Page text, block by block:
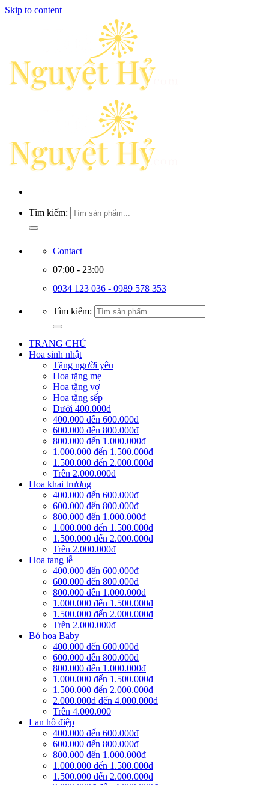
Skip to content
Tìm kiếm:
Contact
07:00 - 23:00
0934 123 036 - 0989 578 353
Tìm kiếm:
TRANG CHỦ
Hoa sinh nhật
Tặng người yêu
Hoa tặng mẹ
Hoa tặng vợ
Hoa tặng sếp
Dưới 400.000đ
400.000 đến 600.000đ
600.000 đến 800.000đ
800.000 đến 1.000.000đ
1.000.000 đến 1.500.000đ
1.500.000 đến 2.000.000đ
Trên 2.000.000đ
Hoa khai trương
400.000 đến 600.000đ
600.000 đến 800.000đ
800.000 đến 1.000.000đ
1.000.000 đến 1.500.000đ
1.500.000 đến 2.000.000đ
Trên 2.000.000đ
Hoa tang lễ
400.000 đến 600.000đ
600.000 đến 800.000đ
800.000 đến 1.000.000đ
1.000.000 đến 1.500.000đ
1.500.000 đến 2.000.000đ
Trên 2.000.000đ
Bó hoa Baby
400.000 đến 600.000đ
600.000 đến 800.000đ
800.000 đến 1.000.000đ
1.000.000 đến 1.500.000đ
1.500.000 đến 2.000.000đ
2.000.000đ đến 4.000.000đ
Trên 4.000.000
Lan hồ điệp
400.000 đến 600.000đ
600.000 đến 800.000đ
800.000 đến 1.000.000đ
1.000.000 đến 1.500.000đ
1.500.000 đến 2.000.000đ